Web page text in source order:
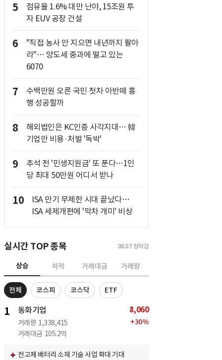
5
점유율 1.6% 대만 난야, 15조원 투
자 EUV 공장 건설
6
"직접 농사 안 지으면 내년까지 팔아
라"… 양도세 중과에 떨고 있는
6070
7
수백만원 오른 국민 첫차 아반떼 흥
행 성공할까
8
해외법인은 KC인증 사각지대… 韓
기업만 비용·처벌 '독박'
9
추석 전 '민생지원금' 또 푼다…1인
당 최대 50만원 어디서 받나
10
ISA 만기 무제한 시대 끝났다…
ISA 세제개편에 '막차 개미' 비상
실시간 TOP 종목 08.07 장마감
상승 하락 거래대금 거래량
전체 코스피 코스닥 ETF
1 동화기업
거래량 1,338,415
거래대금 105.2억
8,060
+30%
전고체 배터리 소재 기술 사업 확대 기대